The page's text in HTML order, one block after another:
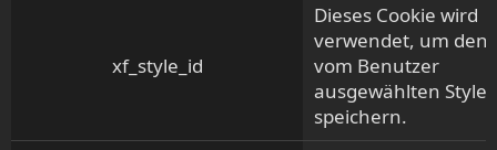
xf_style_id
Dieses Cookie wird
verwendet, um den
vom Benutzer
ausgewählten Style
speichern.